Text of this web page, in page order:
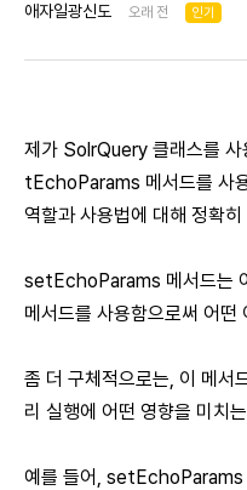
애자일광신도 오래 전 인기
제가 SolrQuery 클래스를
tEchoParams 메서드를 사
역할과 사용법에 대해 정확
setEchoParams 메서드는
메서드를 사용함으로써 어떤
좀 더 구체적으로는, 이 메서
리 실행에 어떤 영향을 미치
예를 들어, setEchoParams